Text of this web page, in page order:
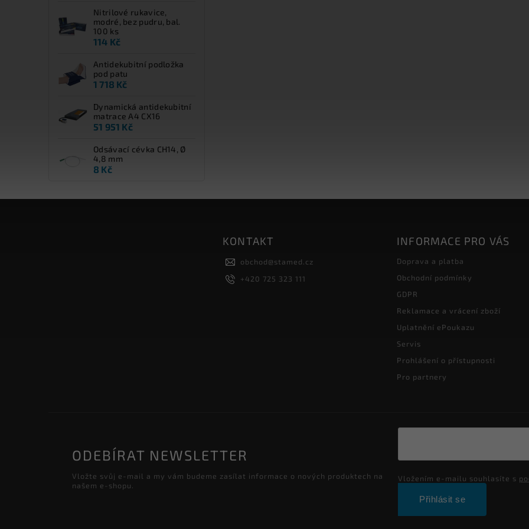
Nitrilové rukavice,
modré, bez pudru, bal.
100 ks
114 Kč
Antidekubitní podložka
pod patu
1 718 Kč
Dynamická antidekubitní
matrace A4 CX16
51 951 Kč
Odsávací cévka CH14, Ø
4,8 mm
8 Kč
KONTAKT
obchod@stamed.cz
+420 725 323 111
INFORMACE PRO VÁS
Doprava a platba
Obchodní podmínky
GDPR
Reklamace a vrácení zboží
Uplatnění ePoukazu
Servis
Prohlášení o přístupnosti
Pro partnery
ODEBÍRAT NEWSLETTER
Vložte svůj e-mail a my vám budeme zasílat informace o nových produktech na
našem e-shopu.
Vložením e-mailu souhlasíte s
Přihlásit se